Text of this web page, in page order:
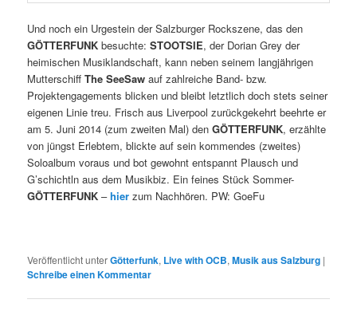
Und noch ein Urgestein der Salzburger Rockszene, das den
GÖTTERFUNK besuchte:STOOTSIE, der Dorian Grey der
heimischen Musiklandschaft, kann neben seinem langjährigen
MutterschiffThe SeeSaw auf zahlreiche Band- bzw.
Projektengagements blicken und bleibt letztlich doch stets seiner
eigenen Linie treu. Frisch aus Liverpool zurückgekehrt beehrte er
am 5. Juni 2014 (zum zweiten Mal) denGÖTTERFUNK, erzählte
von jüngst Erlebtem, blickte auf sein kommendes (zweites)
Soloalbum voraus und bot gewohnt entspannt Plausch und
G’schichtln aus dem Musikbiz. Ein feines Stück Sommer-
GÖTTERFUNK –hier zum Nachhören. PW: GoeFu
Veröffentlicht unterGötterfunk, Live with OCB,Musik aus Salzburg |
Schreibe einen Kommentar